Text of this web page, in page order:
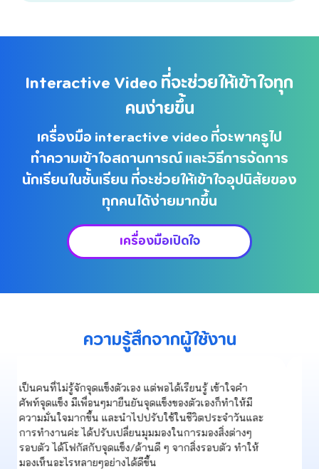
Interactive Video ที่จะช่วยให้เข้าใจทุก
คนง่ายขึ้น
เครื่องมือ interactive video ที่จะพาครูไป
ทำความเข้าใจสถานการณ์ และวิธีการจัดการ
นักเรียนในชั้นเรียน ที่จะช่วยให้เข้าใจอุปนิสัยของ
ทุกคนได้ง่ายมากขึ้น
เครื่องมือเปิดใจ
ความรู้สึกจากผู้ใช้งาน
ได้ทบทวนความเป็นตัวเองมากขึ้น และอยากให้คุณค่ากับ
ความรู้สึกตัวเองมากขึ้น
ผู้เข้าร่วมกิจกรรม
ผู้เข้าร่วมกิจกรรม Happy Volunteer X
YoungHappy